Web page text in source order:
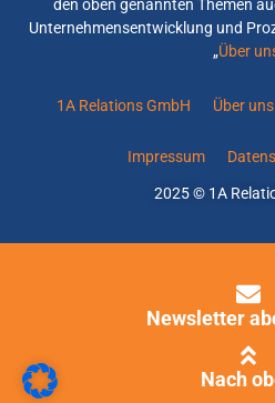
den oben genannten Themen
Unternehmensentwicklung und
„Über
1A Relations GmbH Über uns
Impressum
2025 © 1A
Newsletter
Nach